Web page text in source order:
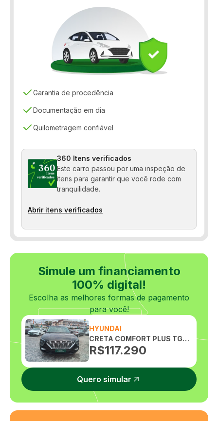
Banco do motorista com ajuste de altura
Computador de bordo
Controle de tração
Desembaçador traseiro
Direção elétrica
Distribuição eletrônica de frenagem
Freio ABS
Limpador traseiro
Porta-copos
Sensor de estacionamento
Travas elétricas
Vidros elétricos
Garantia de procedência
Documentação em dia
Quilometragem confiável
360 Itens verificados
Este carro passou por uma inspeção de
itens para garantir que você rode com
tranquilidade.
Abrir itens verificados
Simule um financiamento
100% digital!
Escolha as melhores formas de pagamento
para você!
HYUNDAI
CRETA COMFORT PLUS TGDI FLEX 1.0 AUTOMATICO
R$117.290
Quero simular